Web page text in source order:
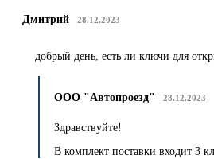
Дмитрий 28.12.2023
добрый день, есть ли ключи для
ООО "Автопроезд" 28.12.2023
Здравствуйте!
В комплект поставки входит 3